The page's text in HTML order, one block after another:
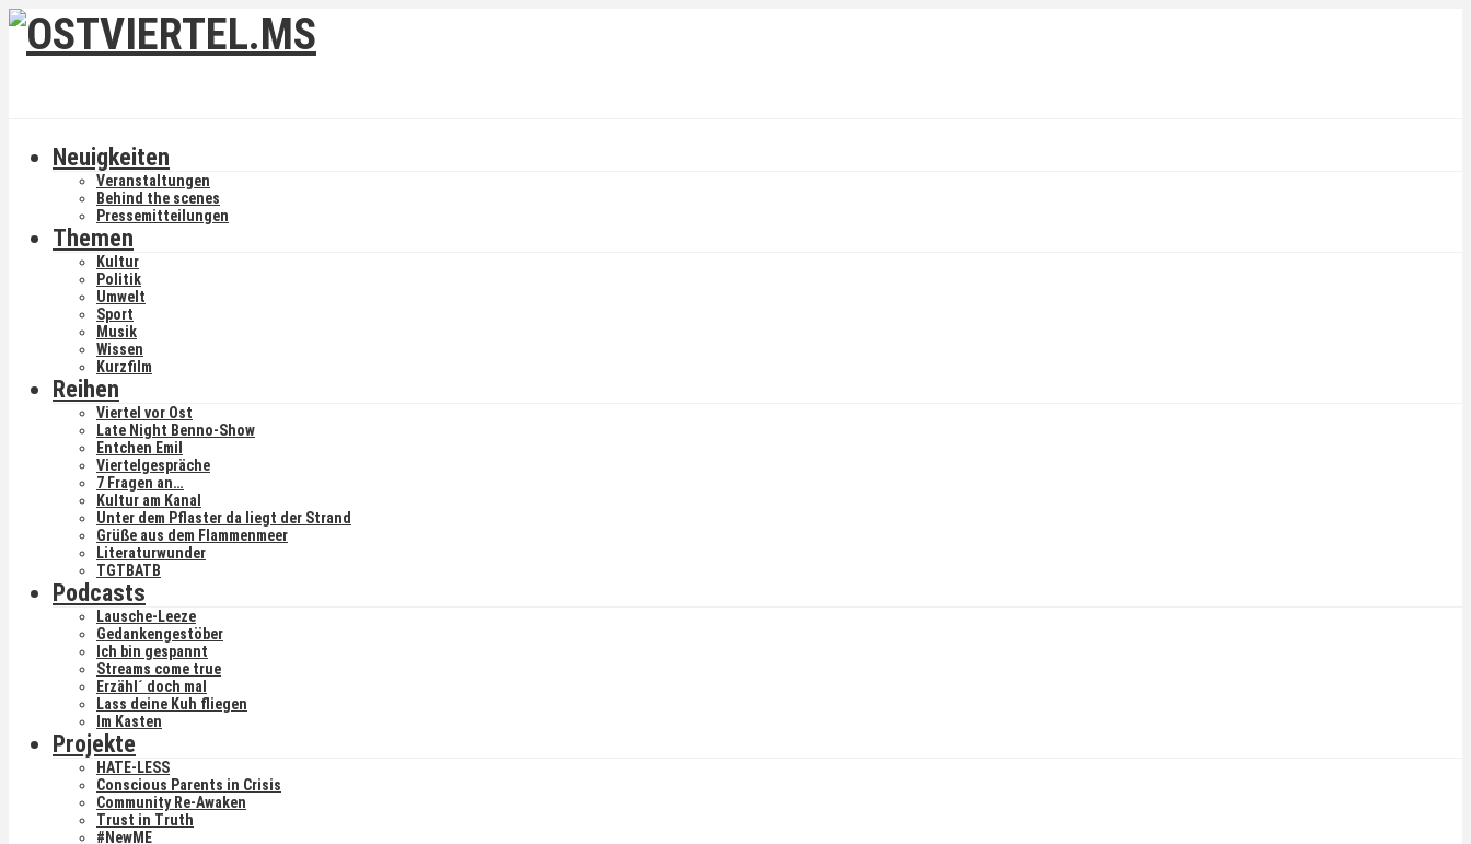
Neuigkeiten
Veranstaltungen
Behind the scenes
Pressemitteilungen
Themen
Kultur
Politik
Umwelt
Sport
Musik
Wissen
Kurzfilm
Reihen
Viertel vor Ost
Late Night Benno-Show
Entchen Emil
Viertelgespräche
7 Fragen an…
Kultur am Kanal
Unter dem Pflaster da liegt der Strand
Grüße aus dem Flammenmeer
Literaturwunder
TGTBATB
Podcasts
Lausche-Leeze
Gedankengestöber
Ich bin gespannt
Streams come true
Erzähl´ doch mal
Lass deine Kuh fliegen
Im Kasten
Projekte
HATE-LESS
Conscious Parents in Crisis
Community Re-Awaken
Trust in Truth
#NewME